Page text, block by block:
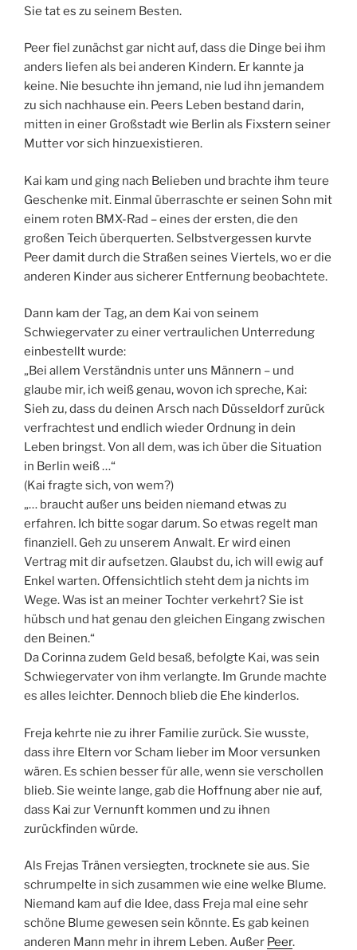
Sie tat es zu seinem Besten.
Peer fiel zunächst gar nicht auf, dass die Dinge bei ihm
anders liefen als bei anderen Kindern. Er kannte ja
keine. Nie besuchte ihn jemand, nie lud ihn jemandem
zu sich nachhause ein. Peers Leben bestand darin,
mitten in einer Großstadt wie Berlin als Fixstern seiner
Mutter vor sich hinzuexistieren.
Kai kam und ging nach Belieben und brachte ihm teure
Geschenke mit. Einmal überraschte er seinen Sohn mit
einem roten BMX-Rad – eines der ersten, die den
großen Teich überquerten. Selbstvergessen kurvte
Peer damit durch die Straßen seines Viertels, wo er die
anderen Kinder aus sicherer Entfernung beobachtete.
Dann kam der Tag, an dem Kai von seinem
Schwiegervater zu einer vertraulichen Unterredung
einbestellt wurde:
„Bei allem Verständnis unter uns Männern – und
glaube mir, ich weiß genau, wovon ich spreche, Kai:
Sieh zu, dass du deinen Arsch nach Düsseldorf zurück
verfrachtest und endlich wieder Ordnung in dein
Leben bringst. Von all dem, was ich über die Situation
in Berlin weiß …“
(Kai fragte sich, von wem?)
„… braucht außer uns beiden niemand etwas zu
erfahren. Ich bitte sogar darum. So etwas regelt man
finanziell. Geh zu unserem Anwalt. Er wird einen
Vertrag mit dir aufsetzen. Glaubst du, ich will ewig auf
Enkel warten. Offensichtlich steht dem ja nichts im
Wege. Was ist an meiner Tochter verkehrt? Sie ist
hübsch und hat genau den gleichen Eingang zwischen
den Beinen.“
Da Corinna zudem Geld besaß, befolgte Kai, was sein
Schwiegervater von ihm verlangte. Im Grunde machte
es alles leichter. Dennoch blieb die Ehe kinderlos.
Freja kehrte nie zu ihrer Familie zurück. Sie wusste,
dass ihre Eltern vor Scham lieber im Moor versunken
wären. Es schien besser für alle, wenn sie verschollen
blieb. Sie weinte lange, gab die Hoffnung aber nie auf,
dass Kai zur Vernunft kommen und zu ihnen
zurückfinden würde.
Als Frejas Tränen versiegten, trocknete sie aus. Sie
schrumpelte in sich zusammen wie eine welke Blume.
Niemand kam auf die Idee, dass Freja mal eine sehr
schöne Blume gewesen sein könnte. Es gab keinen
anderen Mann mehr in ihrem Leben. Außer Peer.